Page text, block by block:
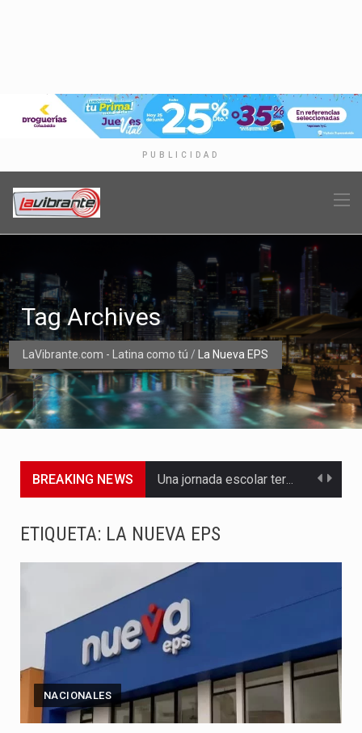
PUBLICIDAD
LaVibrante.com - Latina como tú / La Nueva EPS
Tag Archives
BREAKING NEWS Una jornada escolar terminó en tragedia este viernes 7 de…
Con una salva de 21 cañonazos se cumplieron los honores…
El presidente electo Abelardo de la Espriella aseguró que durante…
ETIQUETA: LA NUEVA EPS
NACIONALES